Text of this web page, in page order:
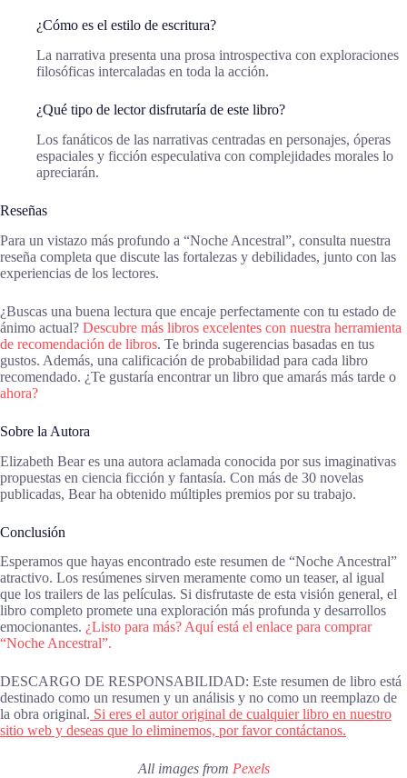
¿Cómo es el estilo de escritura?
La narrativa presenta una prosa introspectiva con exploraciones
filosóficas intercaladas en toda la acción.
¿Qué tipo de lector disfrutaría de este libro?
Los fanáticos de las narrativas centradas en personajes, óperas
espaciales y ficción especulativa con complejidades morales lo
apreciarán.
Reseñas
Para un vistazo más profundo a “Noche Ancestral”, consulta nuestra
reseña completa que discute las fortalezas y debilidades, junto con las
experiencias de los lectores.
¿Buscas una buena lectura que encaje perfectamente con tu estado de
ánimo actual? Descubre más libros excelentes con nuestra herramienta
de recomendación de libros. Te brinda sugerencias basadas en tus
gustos. Además, una calificación de probabilidad para cada libro
recomendado. ¿Te gustaría encontrar un libro que amarás más tarde o
ahora?
Sobre la Autora
Elizabeth Bear es una autora aclamada conocida por sus imaginativas
propuestas en ciencia ficción y fantasía. Con más de 30 novelas
publicadas, Bear ha obtenido múltiples premios por su trabajo.
Conclusión
Esperamos que hayas encontrado este resumen de “Noche Ancestral”
atractivo. Los resúmenes sirven meramente como un teaser, al igual
que los trailers de las películas. Si disfrutaste de esta visión general, el
libro completo promete una exploración más profunda y desarrollos
emocionantes. ¿Listo para más? Aquí está el enlace para comprar
“Noche Ancestral”.
DESCARGO DE RESPONSABILIDAD: Este resumen de libro está
destinado como un resumen y un análisis y no como un reemplazo de
la obra original. Si eres el autor original de cualquier libro en nuestro
sitio web y deseas que lo eliminemos, por favor contáctanos.
All images from Pexels